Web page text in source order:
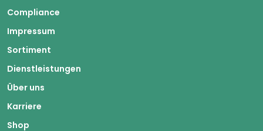
Compliance
Impressum
Sortiment
Dienstleistungen
Über uns
Karriere
Shop